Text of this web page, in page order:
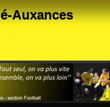
Auxances